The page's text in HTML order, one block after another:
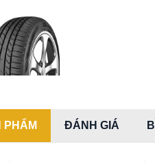
PHẨM ĐÁNH GIÁ